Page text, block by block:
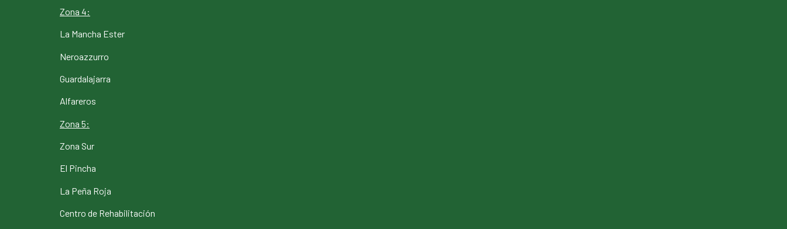
Zona 4:
La Mancha Ester
Neroazzurro
Guardalajarra
Alfareros
Zona 5:
Zona Sur
El Pincha
La Peña Roja
Centro de Rehabilitación